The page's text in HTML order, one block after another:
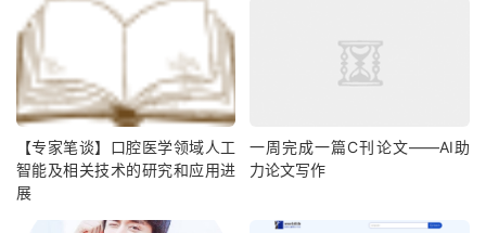
【专家笔谈】口腔医学领域人工
智能及相关技术的研究和应用进
展
一周完成一篇C刊论文——AI助
力论文写作